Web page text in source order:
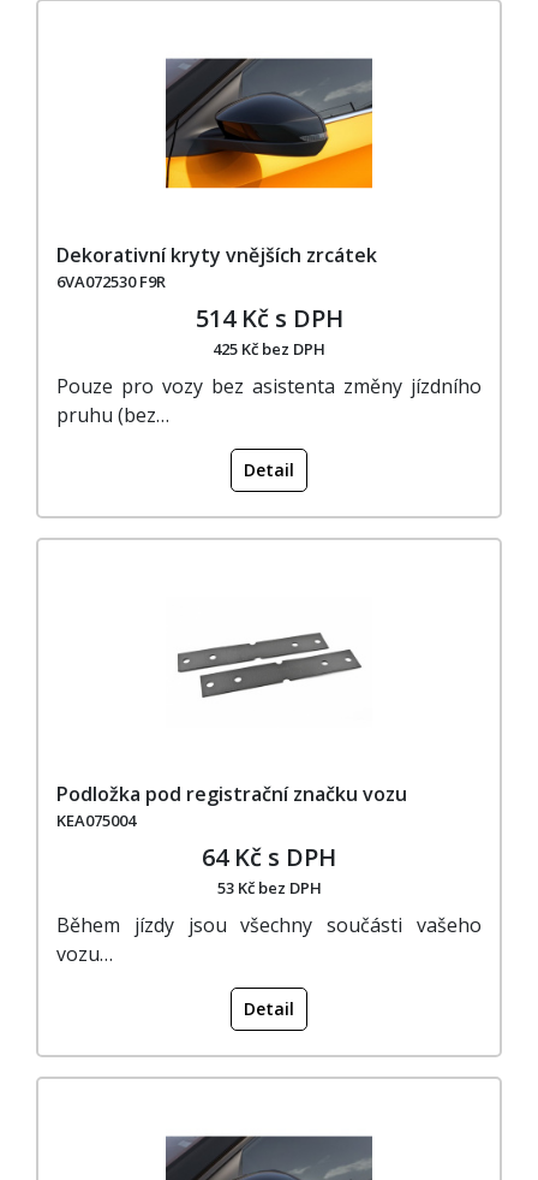
Dekorativní kryty vnějších zrcátek
6VA072530 F9R
514 Kč s DPH
425 Kč bez DPH
Pouze pro vozy bez asistenta změny jízdního
pruhu (bez…
Detail
Podložka pod registrační značku vozu
KEA075004
64 Kč s DPH
53 Kč bez DPH
Během jízdy jsou všechny součásti vašeho
vozu…
Detail